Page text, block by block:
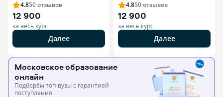
4.850отзывов
12 900
за весь курс
Далее
4.850отзывов
12 900
за весь курс
Далее
Московское образование
онлайн
Подберём топ-вузы c гарантией
поступления